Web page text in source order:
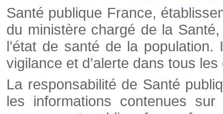
Santé publique France,
du ministère chargé de la
l’état de santé de la
vigilance et d’alerte dans tous
La responsabilité de Santé
les informations contenues